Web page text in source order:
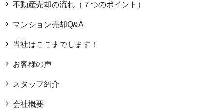
不動産売却の流れ（７つのポイント）
マンション売却Q&A
当社はここまでします！
お客様の声
スタッフ紹介
会社概要